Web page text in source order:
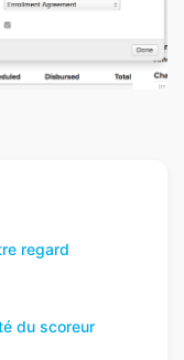
regard
du scoreur